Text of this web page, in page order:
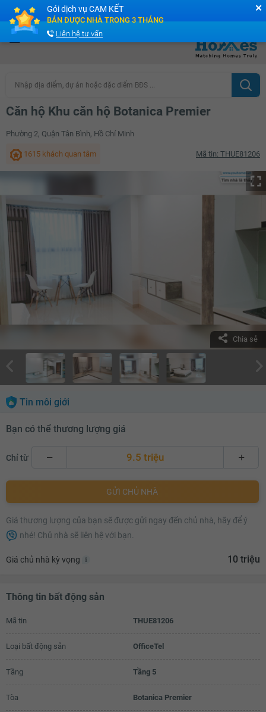
Cộng đồng Môi giới bPRO
Nhập địa điểm, dự án hoặc đặc điểm BĐS ...
Căn hộ Khu căn hộ Botanica Premier
Phường 2, Quận Tân Bình, Hồ Chí Minh
1615 khách quan tâm Mã tin: THUE81206
Chia sẻ
Tin môi giới
Bạn có thể thương lượng giá
Chỉ từ 9.5 triệu
9.7 triệu
GỬI CHỦ NHÀ
Giá thương lượng của bạn sẽ được gửi ngay đến chủ nhà, hãy để ý
nhé! Chủ nhà sẽ liên hệ với bạn.
Giá chủ nhà kỳ vọng 10 triệu
Thông tin bất động sản
Mã tin THUE81206
Loại bất động sản OfficeTel
Tầng Tầng 5
Tòa Botanica Premier
✕
Gói dịch vụ CAM KẾT
BÁN ĐƯỢC NHÀ TRONG 3 THÁNG
Liên hệ tư vấn